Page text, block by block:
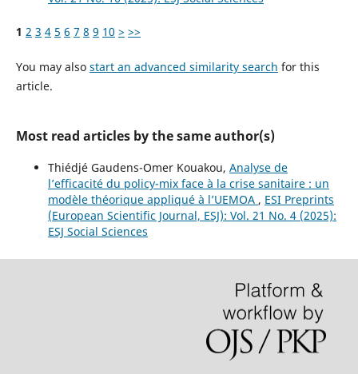
1 2 3 4 5 6 7 8 9 10 > >>
You may also start an advanced similarity search for this
article.
Most read articles by the same author(s)
Thiédjé Gaudens-Omer Kouakou, Analyse de
l’efficacité du policy-mix face à la crise sanitaire : un
modèle théorique appliqué à l’UEMOA , ESI Preprints
(European Scientific Journal, ESJ): Vol. 21 No. 4 (2025):
ESJ Social Sciences